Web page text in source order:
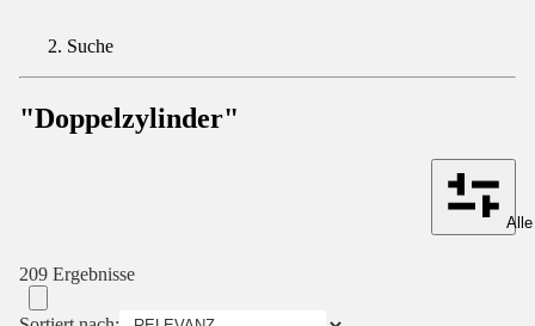
Suche
"Doppelzylinder"
209 Ergebnisse